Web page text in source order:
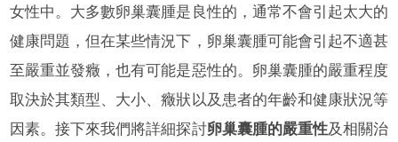
女性中。大多數卵巢囊腫是良性的，通常不會引起太大的
健康問題，但在某些情況下，卵巢囊腫可能會引起不適甚
至嚴重並發癥，也有可能是惡性的。卵巢囊腫的嚴重程度
取決於其類型、大小、癥狀以及患者的年齡和健康狀況等
因素。接下來我們將詳細探討卵巢囊腫的嚴重性及相關治